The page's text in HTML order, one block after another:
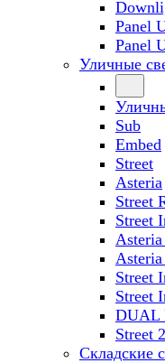
Panel
Panel
Уличные
Sub
Embed
Street
Asteria
Street
Street
Asteria
Street
Street
DUAL
Street 2
Складские